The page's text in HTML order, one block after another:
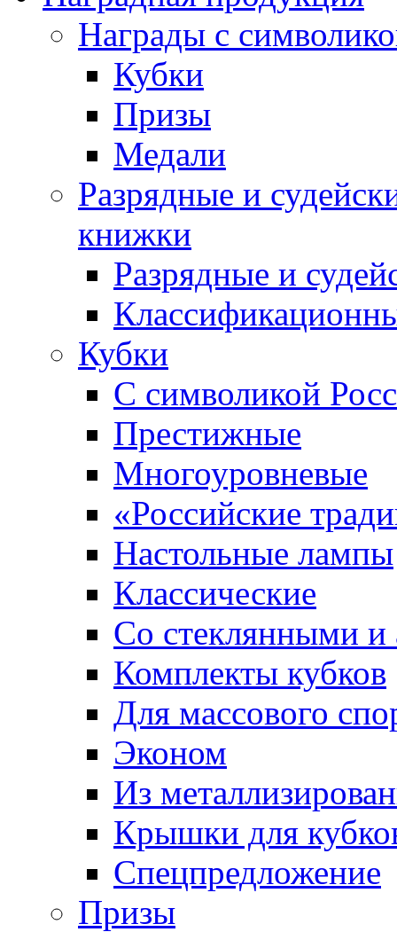
Награды с
Кубки
Призы
Медали
Разрядные и
книжки
Разрядные и
Кубки
С символикой
Престижные
Многоуровневые
«Российские
Настольные лампы
Классические
Со стеклянными
Комплекты кубков
Для массового
Эконом
Из
Крышки для
Спецпредложение
Призы